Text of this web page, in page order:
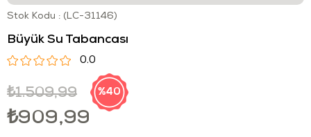
Stok Kodu (LC-31146)
Büyük Su Tabancası
0.0
₺1.509,99
₺909,99
40